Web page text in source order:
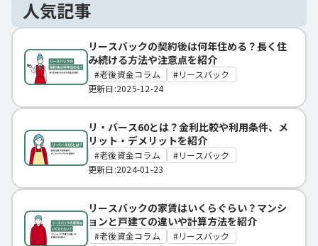
人気記事
リースバックの契約後は何年住める？長く住
み続ける方法や注意点を紹介
老後資金コラム
リースバック
更新日:2025-12-24
リ・バース60とは？金利比較や利用条件、メ
リット・デメリットを紹介
老後資金コラム
リースバック
更新日:2024-01-23
リースバックの家賃はいくらぐらい？マンシ
ョンと戸建ての違いや計算方法を紹介
老後資金コラム
リースバック